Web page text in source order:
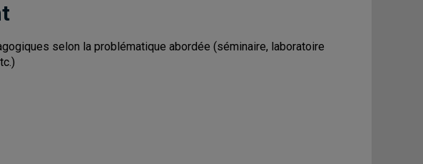
selon la problématique abordée (séminaire, laboratoire